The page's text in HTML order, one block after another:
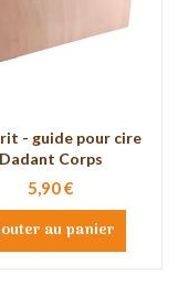
- guide pour cire
Dadant Corps
5,90 €
au panier